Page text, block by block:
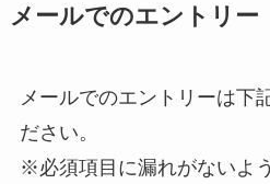
メールでのエントリー
メールでのエントリーは下
ださい。
※必須項目に漏れがないよ